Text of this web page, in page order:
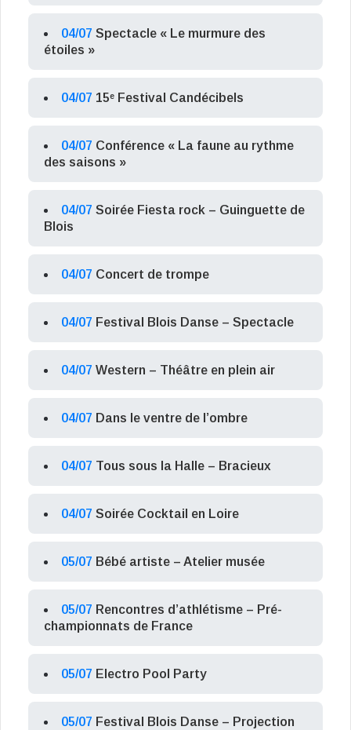
04/07 Spectacle « Le murmure des
étoiles »
04/07 15ᵉ Festival Candécibels
04/07 Conférence « La faune au rythme
des saisons »
04/07 Soirée Fiesta rock – Guinguette de
Blois
04/07 Concert de trompe
04/07 Festival Blois Danse – Spectacle
04/07 Western – Théâtre en plein air
04/07 Dans le ventre de l’ombre
04/07 Tous sous la Halle – Bracieux
04/07 Soirée Cocktail en Loire
05/07 Bébé artiste – Atelier musée
05/07 Rencontres d’athlétisme – Pré-
championnats de France
05/07 Electro Pool Party
05/07 Festival Blois Danse – Projection